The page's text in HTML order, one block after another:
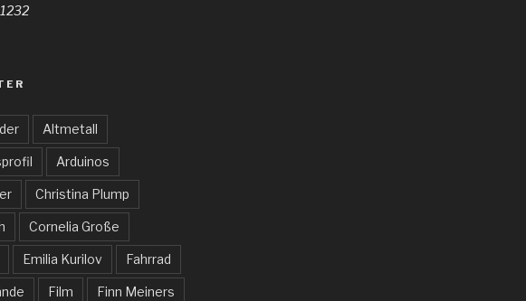
Altmetall
Arduinos
Christina Plump
Cornelia Große
Emilia Kurilov Fahrrad
Film Finn Meiners